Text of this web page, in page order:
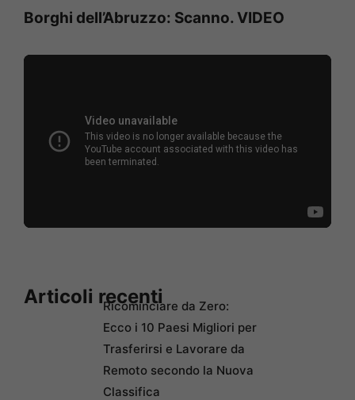
Borghi dell’Abruzzo: Scanno. VIDEO
Articoli recentiRicominciare da Zero:
Ecco i 10 Paesi Migliori per
Trasferirsi e Lavorare da
Remoto secondo la Nuova
Classifica